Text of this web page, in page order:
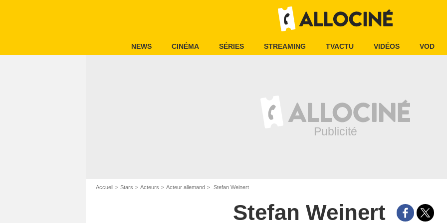
NEWS CINÉMA SÉRIES STREAMING TVACTU VIDÉOS VOD
Accueil Stars Acteurs Acteur allemand Stefan Weinert
Stefan Weinert